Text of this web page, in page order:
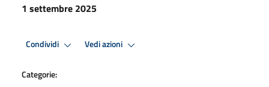
1 settembre 2025
Condividi Vedi azioni
Categorie: